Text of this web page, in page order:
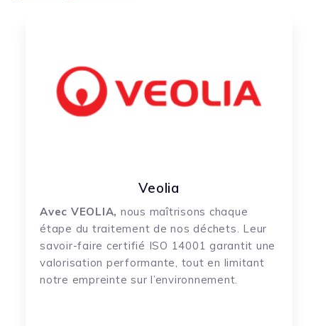
Veolia
Avec VEOLIA, nous maîtrisons chaque
étape du traitement de nos déchets. Leur
savoir-faire certifié ISO 14001 garantit une
valorisation performante, tout en limitant
notre empreinte sur l’environnement.